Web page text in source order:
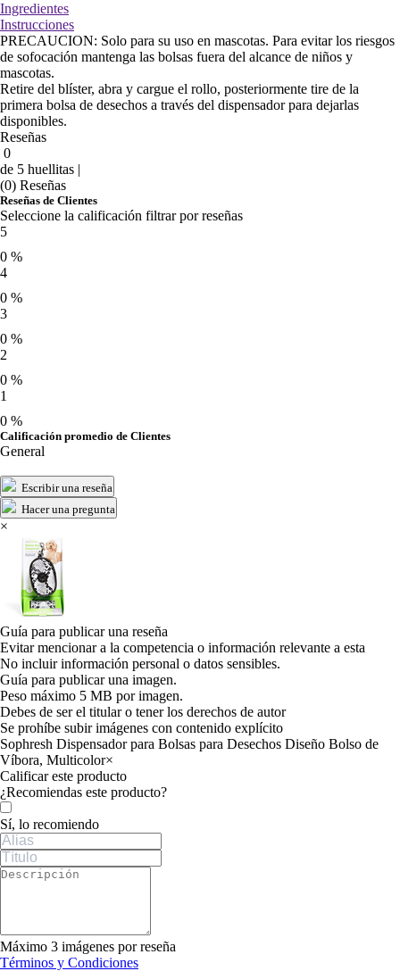
Ingredientes
Instrucciones
PRECAUCION: Solo para su uso en mascotas. Para evitar los riesgos
de sofocación mantenga las bolsas fuera del alcance de niños y
mascotas.
Retire del blíster, abra y cargue el rollo, posteriormente tire de la
primera bolsa de desechos a través del dispensador para dejarlas
disponibles.
Reseñas
0
de 5 huellitas |
(0) Reseñas
Reseñas de Clientes
Seleccione la calificación filtrar por reseñas
5
0 %
4
0 %
3
0 %
2
0 %
1
0 %
Calificación promedio de Clientes
General
Escribir una reseña
Hacer una pregunta
×
Guía para publicar una reseña
Evitar mencionar a la competencia o información relevante a esta
No incluir información personal o datos sensibles.
Guía para publicar una imagen.
Peso máximo 5 MB por imagen.
Debes de ser el titular o tener los derechos de autor
Se prohíbe subir imágenes con contenido explícito
Sophresh Dispensador para Bolsas para Desechos Diseño Bolso de
Víbora, Multicolor×
Calificar este producto
Tu valoración
¿Recomiendas este producto?
Sí, lo recomiendo
Máximo 3 imágenes por reseña
Términos y Condiciones